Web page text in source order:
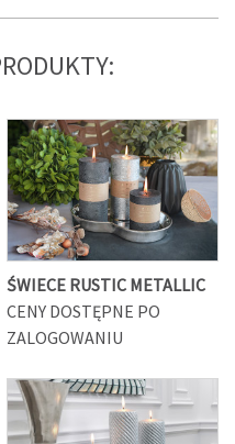
ŚWIECE RUSTIC METALLIC
CENY DOSTĘPNE PO
ZALOGOWANIU